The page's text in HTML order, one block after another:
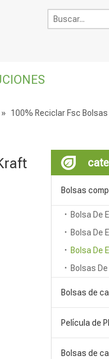
»
100% Reciclar Fsc
Bolsa De
Bolsa De
Bolsa De
Bolsas
Bolsas de